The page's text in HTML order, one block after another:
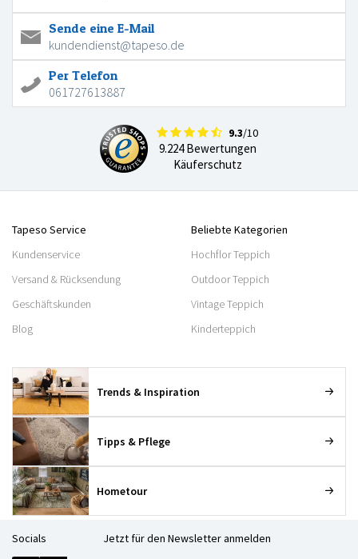
Sende eine E-Mail
kundendienst@tapeso.de
Per Telefon
061727613887
9.3/10
9.224 Bewertungen
Käuferschutz
Tapeso Service
Kundenservice
Versand & Rücksendung
Geschäftskunden
Blog
Beliebte Kategorien
Hochflor Teppich
Outdoor Teppich
Vintage Teppich
Kinderteppich
Trends & Inspiration
Tipps & Pflege
Hometour
Socials Jetzt für den Newsletter anmelden